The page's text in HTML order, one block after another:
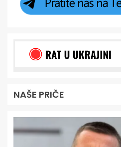
NAŠE PRIČE